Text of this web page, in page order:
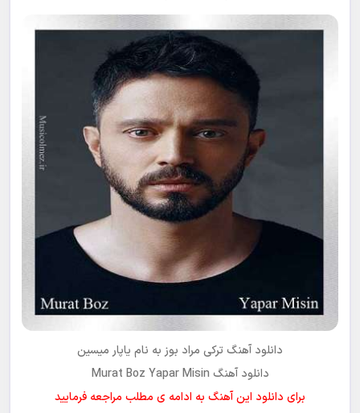
دانلود آهنگ ترکی مراد بوز به نام یاپار میسین
دانلود آهنگ Murat Boz Yapar Misin
برای دانلود این آهنگ به ادامه ی مطلب مراجعه فرمایید